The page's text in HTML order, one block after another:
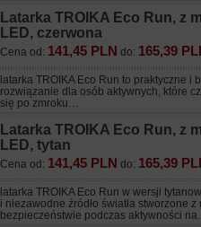
Latarka TROIKA Eco Run, z
LED, czerwona
Cena od: 141,45 PLN do: 165,39
latarka TROIKA Eco Run to praktyczne i
rozwiązanie dla osób aktywnych, które
się po zmroku…
Latarka TROIKA Eco Run, z
LED, tytan
Cena od: 141,45 PLN do: 165,39
latarka TROIKA Eco Run w wersji
i niezawodne źródło światła stworzone z
bezpieczeństwie podczas aktywności